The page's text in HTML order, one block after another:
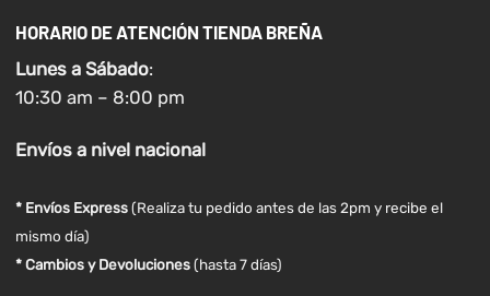
HORARIO DE ATENCIÓN TIENDA BREÑA
Lunes a Sábado:
10:30 am – 8:00 pm
Envíosa nivel nacional
* Envíos Express(Realiza tu pedido antes de las 2pm y recibe el
mismo día)
* Cambios y Devoluciones (hasta 7 días)